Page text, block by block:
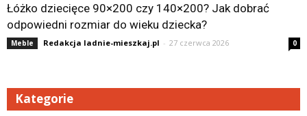
Łóżko dziecięce 90×200 czy 140×200? Jak dobrać
odpowiedni rozmiar do wieku dziecka?
Meble Redakcja ladnie-mieszkaj.pl - 27 czerwca 2026 0
Kategorie